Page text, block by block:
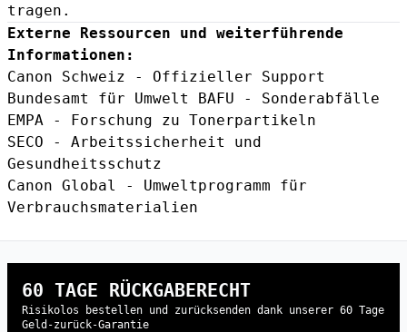
tragen.
Externe Ressourcen und weiterführende
Informationen:
Canon Schweiz - Offizieller Support
Bundesamt für Umwelt BAFU - Sonderabfälle
EMPA - Forschung zu Tonerpartikeln
SECO - Arbeitssicherheit und
Gesundheitsschutz
Canon Global - Umweltprogramm für
Verbrauchsmaterialien
60 TAGE RÜCKGABERECHT
Risikolos bestellen und zurücksenden dank unserer 60 Tage
Geld-zurück-Garantie